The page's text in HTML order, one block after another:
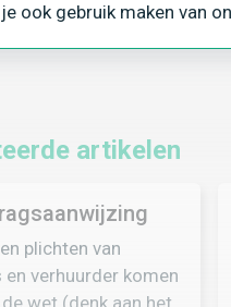
ook gebruik maken van
artikelen
plichten van
en verhuurder komen
wet (denk aan het